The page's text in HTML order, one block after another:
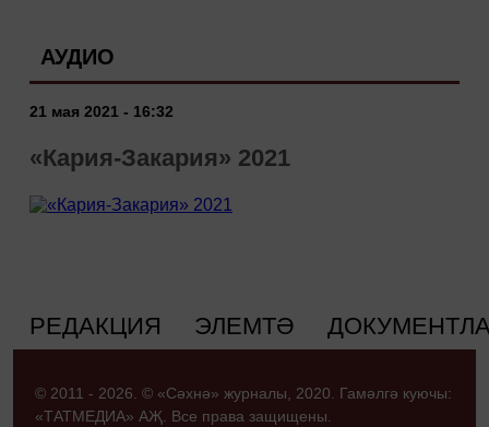
АУДИО
21 мая 2021 - 16:32
«Кария-Закария» 2021
РЕДАКЦИЯ ЭЛЕМТӘ
© 2011 - 2026. © «Сәхнә» журналы, 2020. Гамәлгә куючы:
«ТАТМЕДИА» АҖ. Все права защищены.